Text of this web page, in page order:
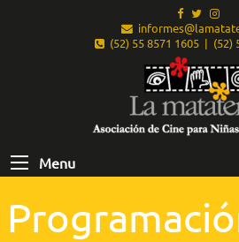
(52) 55 8571 1605 | (52)
Menu